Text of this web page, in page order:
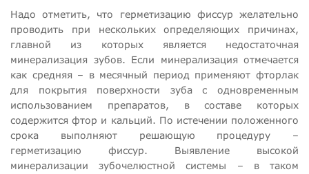
Надо отметить, что герметизацию фиссур желательно
проводить при нескольких определяющих причинах,
главной из которых является недостаточная
минерализация зубов. Если минерализация отмечается
как средняя – в месячный период применяют фторлак
для покрытия поверхности зуба с одновременным
использованием препаратов, в составе которых
содержится фтор и кальций. По истечении положенного
срока выполняют решающую процедуру –
герметизацию фиссур. Выявление высокой
минерализации зубочелюстной системы – в таком